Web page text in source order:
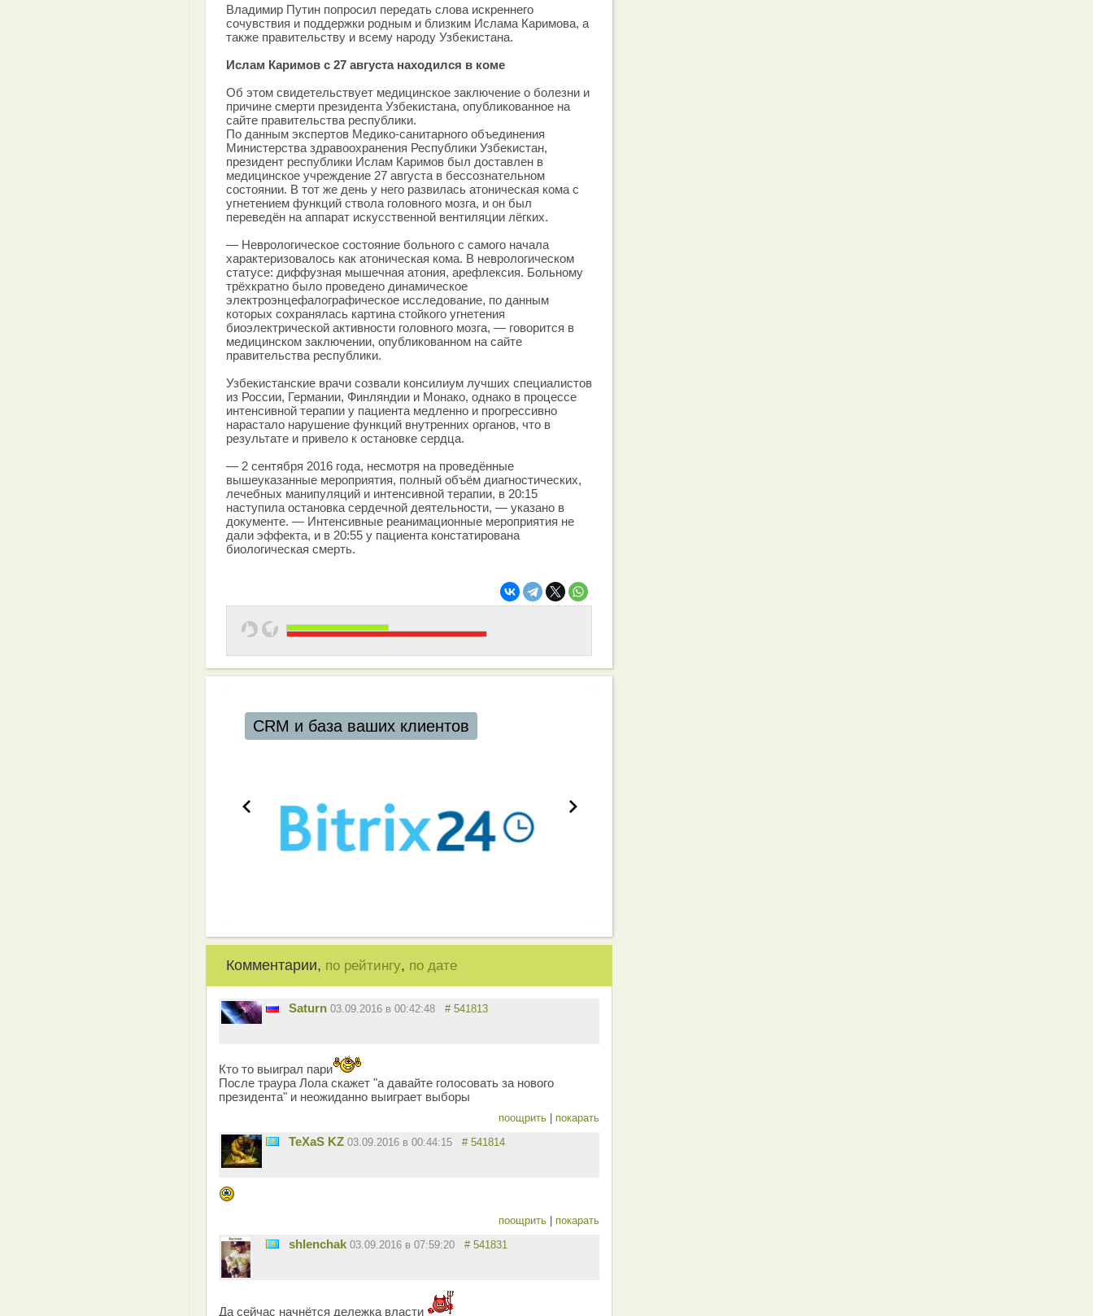
Владимир Путин попросил передать слова искреннего
сочувствия и поддержки родным и близким Ислама Каримова, а
также правительству и всему народу Узбекистана.
Ислам Каримов с 27 августа находился в коме
Об этом свидетельствует медицинское заключение о болезни и
причине смерти президента Узбекистана, опубликованное на
сайте правительства республики.
По данным экспертов Медико-санитарного объединения
Министерства здравоохранения Республики Узбекистан,
президент республики Ислам Каримов был доставлен в
медицинское учреждение 27 августа в бессознательном
состоянии. В тот же день у него развилась атоническая кома с
угнетением функций ствола головного мозга, и он был
переведён на аппарат искусственной вентиляции лёгких.
— Неврологическое состояние больного с самого начала
характеризовалось как атоническая кома. В неврологическом
статусе: диффузная мышечная атония, арефлексия. Больному
трёхкратно было проведено динамическое
электроэнцефалографическое исследование, по данным
которых сохранялась картина стойкого угнетения
биоэлектрической активности головного мозга, — говорится в
медицинском заключении, опубликованном на сайте
правительства республики.
Узбекистанские врачи созвали консилиум лучших специалистов
из России, Германии, Финляндии и Монако, однако в процессе
интенсивной терапии у пациента медленно и прогрессивно
нарастало нарушение функций внутренних органов, что в
результате и привело к остановке сердца.
— 2 сентября 2016 года, несмотря на проведённые
вышеуказанные мероприятия, полный объём диагностических,
лечебных манипуляций и интенсивной терапии, в 20:15
наступила остановка сердечной деятельности, — указано в
документе. — Интенсивные реанимационные мероприятия не
дали эффекта, и в 20:55 у пациента констатирована
биологическая смерть.
CRM и база ваших клиентов
Комментарии, по рейтингу, по дате
Saturn 03.09.2016 в 00:42:48 # 541813
Кто то выиграл пари
После траура Лола скажет "а давайте голосовать за нового
президента" и неожиданно выиграет выборы
поощрить покарать
TeXaS KZ 03.09.2016 в 00:44:15 # 541814
поощрить покарать
shlenchak 03.09.2016 в 07:59:20 # 541831
Да сейчас начнётся дележка власти